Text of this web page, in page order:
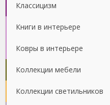
Классицизм
Книги в интерьере
Ковры в интерьере
Коллекции мебели
Коллекции светильников